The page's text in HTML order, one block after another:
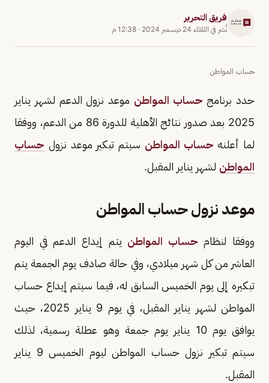
فريق التحرير
نُشر في الثلاثاء 24 ديسمبر 2024 · 12:38 م
حساب المواطن
حدد برنامج حساب المواطن موعد نزول الدعم لشهر يناير
2025 بعد صدور نتائج الأهلية للدورة 86 من الدعم، ووفقا
لما أعلنه حساب المواطن سيتم تبكير موعد نزول حساب
المواطن لشهر يناير المقبل.
موعد نزول حساب المواطن
ووفقا لنظام حساب المواطن يتم إيداع الدعم في اليوم
العاشر من كل شهر ميلادي، وفي حالة صادف يوم الجمعة يتم
تبكيره إلى يوم الخميس السابق له، فيما سيتم إيداع حساب
المواطن لشهر يناير المقبل، في يوم 9 يناير 2025، حيث
يوافق يوم 10 يناير يوم جمعة وهو عطلة رسمية، لذلك
سيتم تبكير نزول حساب المواطن ليوم الخميس 9 يناير
المقبل.